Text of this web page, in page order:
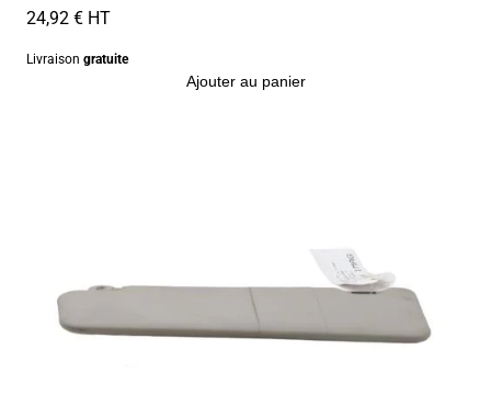
24,92 € HT
Livraison gratuite
Ajouter au panier